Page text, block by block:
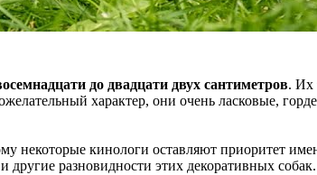
до двадцати двух сантиметров. Их
характер, они очень ласковые,
некоторые кинологи оставляют приоритет
разновидности этих декоративных собак.